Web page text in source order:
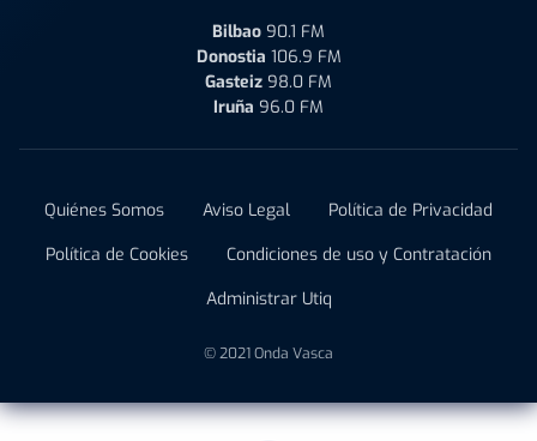
Bilbao 90.1 FM
Donostia 106.9 FM
Gasteiz 98.0 FM
Iruña 96.0 FM
Quiénes Somos Aviso Legal
Política de Privacidad
Política de Cookies
Condiciones de uso y Contratación
Administrar Utiq
© 2021 Onda Vasca